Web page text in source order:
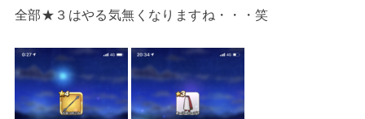
全部★３はやる気無くなりますね・・・笑